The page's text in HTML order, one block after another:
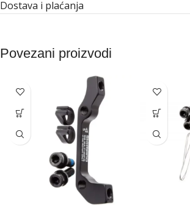
Dostava i plaćanja
Povezani proizvodi